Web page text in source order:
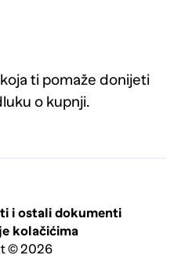
ti pomaže donijeti
o kupnji.
i ostali dokumenti
kolačićima
© 2026